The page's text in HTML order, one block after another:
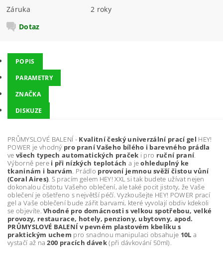
Záruka
2 roky
Dotaz
POPIS
PARAMETRY
ZNAČKA
DISKUZE
PRŮMYSLOVÉ BALENÍ - Kvalitní český univerzální prací gel HEY!
POWER je vhodný pro praní Vašeho bílého i barevného prádla
ve všech typech automatických praček i pro ruční praní.
Výborně pere i při nízkých teplotách a jeohleduplný ke
tkaninám i barvám . Prádlo provoní jemnou svěží čistou vůní
(Coral Aires) . S pracím gelem HEY! XXL si tak budete užívat nejen
dokonalou čistotu Vašeho oblečení, ale také pocit jistoty, že Vaše
oblečení je ošetřeno s největší péčí. Vyzkoušejte HEY! POWER prací
gel a Vaše oblečení bude zářit barvami, které vyvolají obdiv kdekoli
se objevíte.Vhodné pro domácnosti s velkou spotřebou, velké
provozy, restaurace, hotely, penziony, ubytovny, apod.
PRŮMYSLOVÉ BALENÍ v pevném plastovém kbelíku s
praktickým uchem pro snadnou manipulaci obsahuje 10L a
vystačí až na200 pracích dávek(při dávkování 50ml).